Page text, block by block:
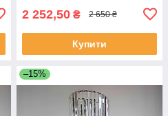
2 252,50 ₴ 2 650 ₴
Купити
–15%